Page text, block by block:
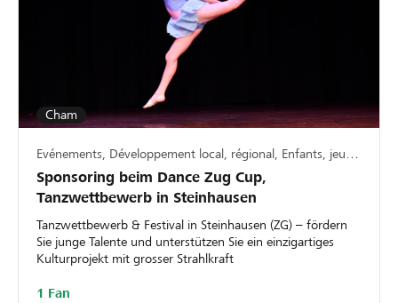
Cham
Evénements, Développement local, régional, Enfants, jeunesse & famille, Culture & art
Sponsoring beim Dance Zug Cup,
Tanzwettbewerb in Steinhausen
Tanzwettbewerb & Festival in Steinhausen (ZG) – fördern
Sie junge Talente und unterstützen Sie ein einzigartiges
Kulturprojekt mit grosser Strahlkraft
1 Fan